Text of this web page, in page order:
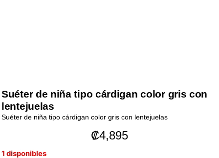
Suéter de niña tipo cárdigan color gris con
lentejuelas
Suéter de niña tipo cárdigan color gris con lentejuelas
₡4,895
1 disponibles